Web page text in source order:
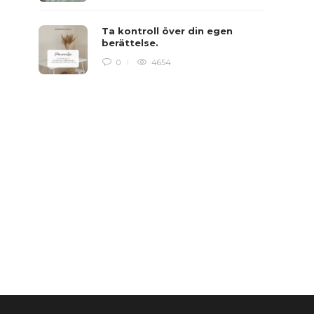
Ta kontroll över din egen
berättelse.
0 4654